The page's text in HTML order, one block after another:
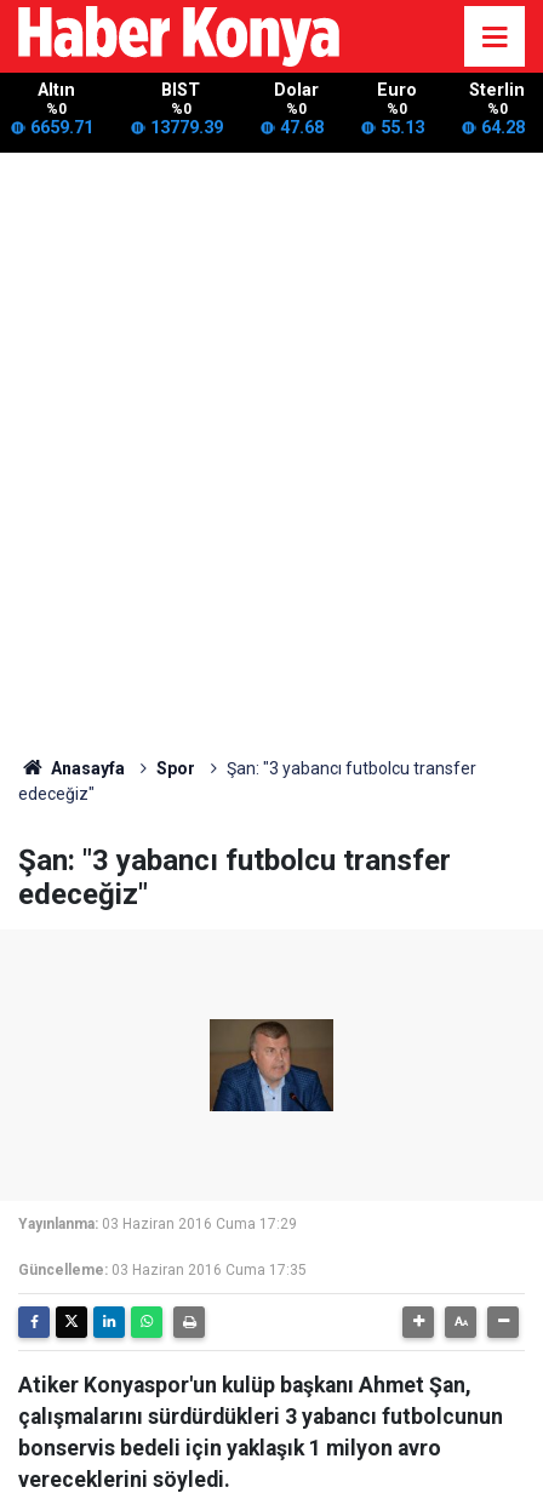
Altın
%0
6659.71
BIST
%0
13779.39
Dolar
%0
47.68
Euro
%0
55.13
Sterlin
%0
64.28
Anasayfa Spor
Şan: "3 yabancı futbolcu transfer
edeceğiz"
Şan: "3 yabancı futbolcu transfer
edeceğiz"
Yayınlanma: 03 Haziran 2016 Cuma 17:29
Güncelleme: 03 Haziran 2016 Cuma 17:35
Atiker Konyaspor'un kulüp başkanı Ahmet Şan,
çalışmalarını sürdürdükleri 3 yabancı futbolcunun
bonservis bedeli için yaklaşık 1 milyon avro
vereceklerini söyledi.